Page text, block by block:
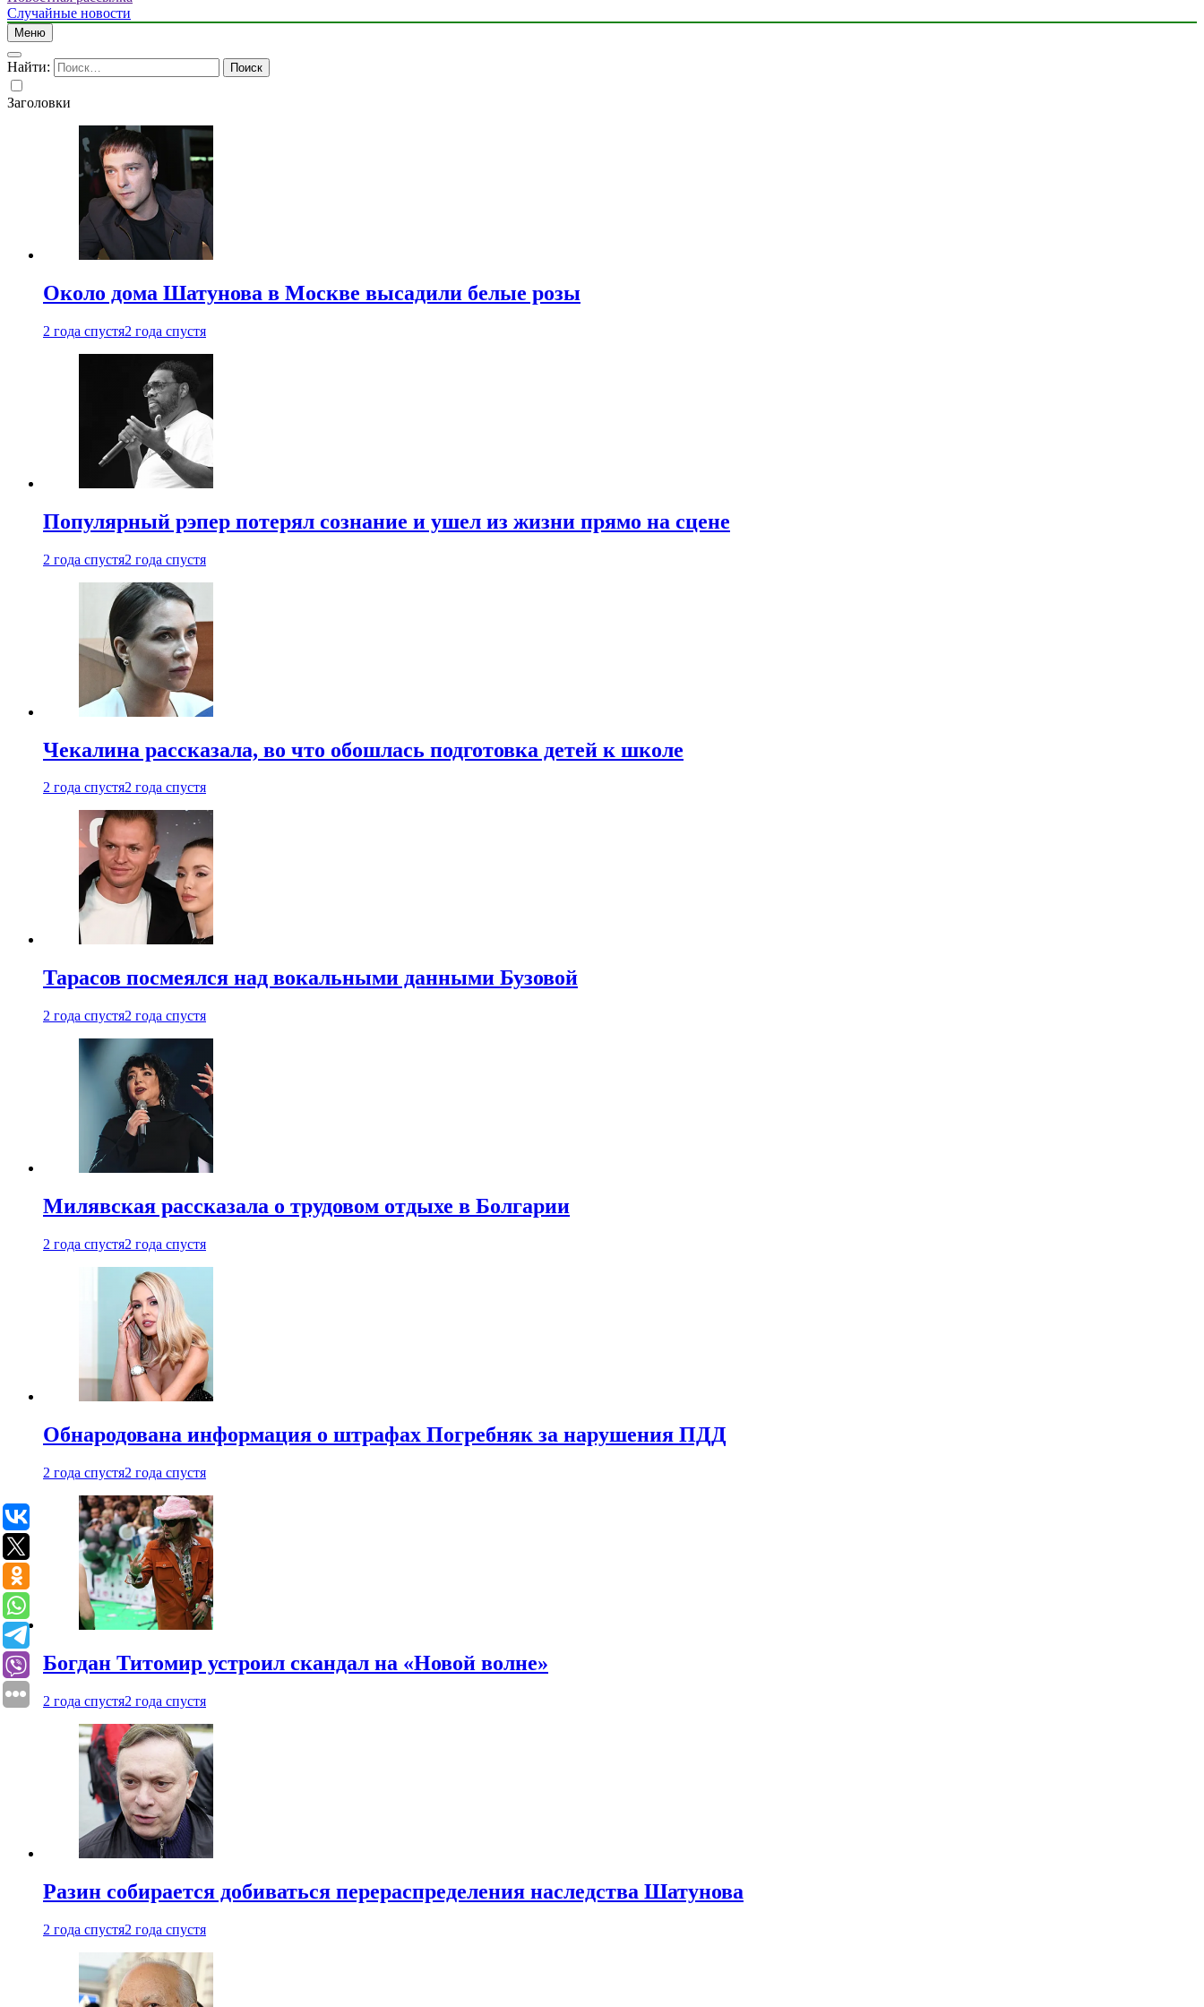
Случайные новости
Меню
Найти:
Заголовки
Около дома Шатунова в Москве высадили белые розы
2 года спустя2 года спустя
Популярный рэпер потерял сознание и ушел из жизни прямо на сцене
2 года спустя2 года спустя
Чекалина рассказала, во что обошлась подготовка детей к школе
2 года спустя2 года спустя
Тарасов посмеялся над вокальными данными Бузовой
2 года спустя2 года спустя
Милявская рассказала о трудовом отдыхе в Болгарии
2 года спустя2 года спустя
Обнародована информация о штрафах Погребняк за нарушения ПДД
2 года спустя2 года спустя
Богдан Титомир устроил скандал на «Новой волне»
2 года спустя2 года спустя
Разин собирается добиваться перераспределения наследства Шатунова
2 года спустя2 года спустя